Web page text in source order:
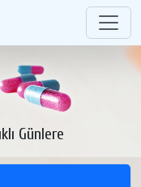
Günlere